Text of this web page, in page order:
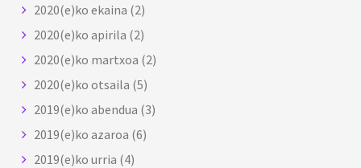
2020(e)ko ekaina (2)
2020(e)ko apirila (2)
2020(e)ko martxoa (2)
2020(e)ko otsaila (5)
2019(e)ko abendua (3)
2019(e)ko azaroa (6)
2019(e)ko urria (4)